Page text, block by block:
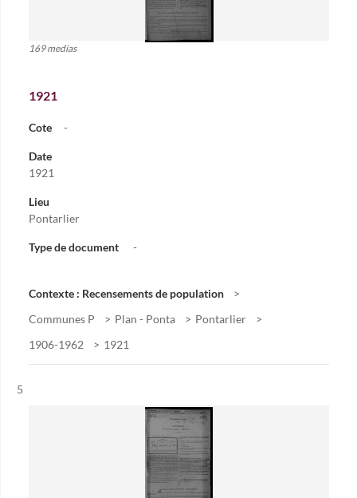
169 medias
1921
Cote -
Date
1921
Lieu
Pontarlier
Type de document -
Contexte : Recensements de population
Communes P
Plan - Ponta
Pontarlier
1906-1962
1921
Résultat n°
5